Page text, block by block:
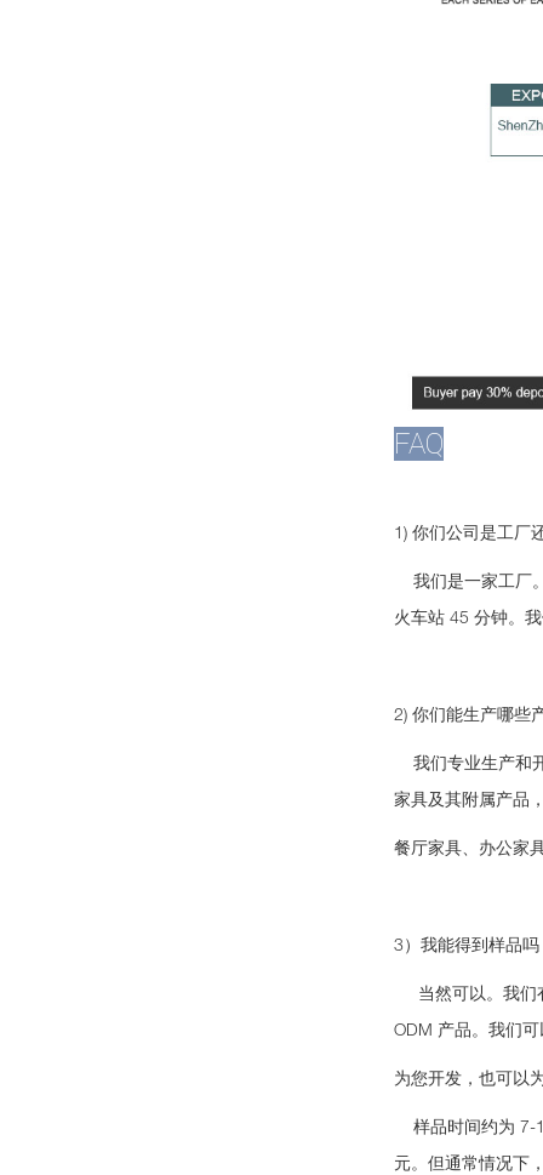
FAQ
1) 你们公司是工厂
我们是一家工厂
火车站 45 分钟。
2) 你们能生产哪些
我们专业生产和
家具及其附属产品
餐厅家具、办公家
3）我能得到样品
当然可以。我们
ODM 产品。我们
为您开发，也可以
样品时间约为 7-
元。但通常情况下